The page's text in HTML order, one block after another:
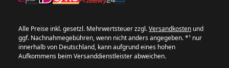
Alle Preise inkl. gesetzl. Mehrwertsteuer zzgl.Versandkosten und
ggf. Nachnahmegebühren, wenn nicht anders angegeben. *¹ nur
innerhalb von Deutschland, kann aufgrund eines hohen
Aufkommens beim Versanddienstleister abweichen.